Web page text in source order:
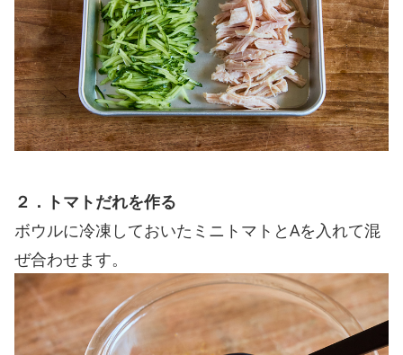
２．トマトだれを作る
ボウルに冷凍しておいたミニトマトとAを入れて混
ぜ合わせます。